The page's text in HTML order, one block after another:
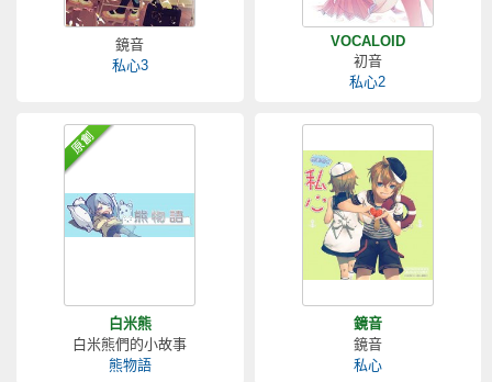
鏡音
私心3
VOCALOID
初音
私心2
白米熊
白米熊們的小故事
熊物語
鏡音
鏡音
私心